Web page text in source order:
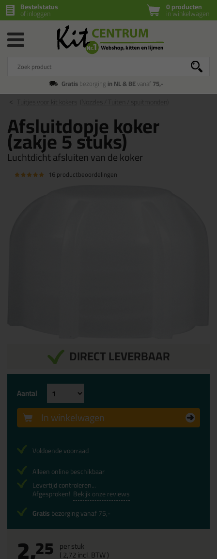
0 producten
in winkelwagen
Bestelstatus
of inloggen
Gratisbezorging in NL & BEvanaf75,-
Afsluitdopje koker
(zakje 5 stuks)
Luchtdicht afsluiten van de koker
16 productbeoordelingen
DIRECT LEVERBAAR
25 per stuk
(2,72incl. BTW )
Aantal
In winkelwagen
Voldoende voorraad
Alleen online beschikbaar
Levertijd controleren...
Afgesproken! Bekijk onze reviews
Gratisbezorging vanaf 75,-